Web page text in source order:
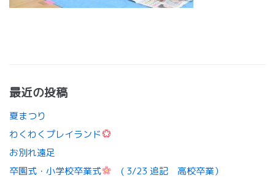
最近の投稿
夏まつり
わくわくプレイランド
お別れ遠足
卒園式・小学校卒業式
( 3/23 追記 高校卒業）